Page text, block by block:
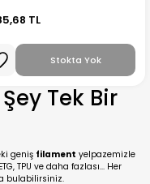
TL
Stokta Yok
Tek Bir
geniş filament yelpazemizle
TPU ve daha fazlası... Her
bulabilirsiniz.